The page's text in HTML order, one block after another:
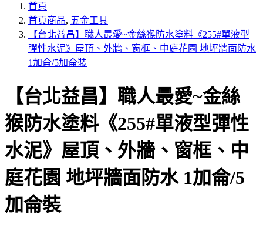
首頁
首頁商品, 五金工具
【台北益昌】職人最愛~金絲猴防水塗料《255#單液型
彈性水泥》屋頂、外牆、窗框、中庭花園 地坪牆面防水
1加侖/5加侖裝
【台北益昌】職人最愛~金絲
猴防水塗料《255#單液型彈性
水泥》屋頂、外牆、窗框、中
庭花園 地坪牆面防水 1加侖/5
加侖裝